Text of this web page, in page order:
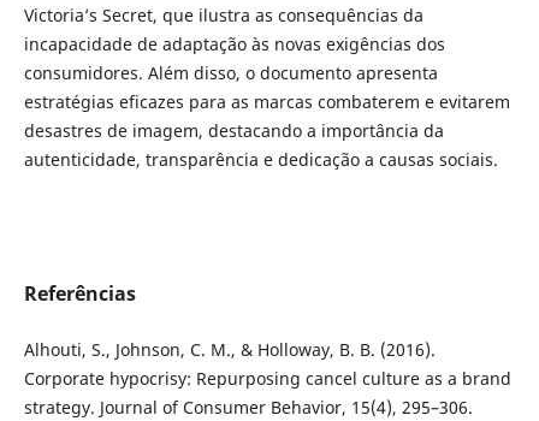
Victoria’s Secret, que ilustra as consequências da
incapacidade de adaptação às novas exigências dos
consumidores. Além disso, o documento apresenta
estratégias eficazes para as marcas combaterem e evitarem
desastres de imagem, destacando a importância da
autenticidade, transparência e dedicação a causas sociais.
Referências
Alhouti, S., Johnson, C. M., & Holloway, B. B. (2016).
Corporate hypocrisy: Repurposing cancel culture as a brand
strategy. Journal of Consumer Behavior, 15(4), 295–306.